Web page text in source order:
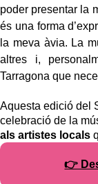
poder presentar la
és una forma
la meva àvia. La
altres i,
Tarragona que
Aquesta edició del
celebració de la
als artistes locals
👉